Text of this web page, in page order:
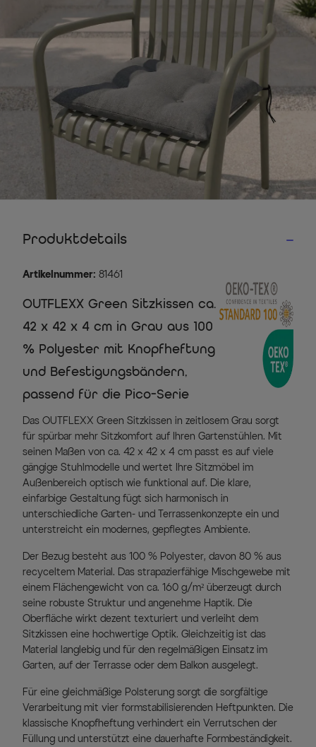
Produktdetails
Artikelnummer: 81461
OUTFLEXX Green Sitzkissen ca.
42 x 42 x 4 cm in Grau aus 100
% Polyester mit Knopfheftung
und Befestigungsbändern,
passend für die Pico-Serie
Das OUTFLEXX Green Sitzkissen in zeitlosem Grau sorgt
für spürbar mehr Sitzkomfort auf Ihren Gartenstühlen. Mit
seinen Maßen von ca. 42 x 42 x 4 cm passt es auf viele
gängige Stuhlmodelle und wertet Ihre Sitzmöbel im
Außenbereich optisch wie funktional auf. Die klare,
einfarbige Gestaltung fügt sich harmonisch in
unterschiedliche Garten- und Terrassenkonzepte ein und
unterstreicht ein modernes, gepflegtes Ambiente.
Der Bezug besteht aus 100 % Polyester, davon 80 % aus
recyceltem Material. Das strapazierfähige Mischgewebe mit
einem Flächengewicht von ca. 160 g/m² überzeugt durch
seine robuste Struktur und angenehme Haptik. Die
Oberfläche wirkt dezent texturiert und verleiht dem
Sitzkissen eine hochwertige Optik. Gleichzeitig ist das
Material langlebig und für den regelmäßigen Einsatz im
Garten, auf der Terrasse oder dem Balkon ausgelegt.
Für eine gleichmäßige Polsterung sorgt die sorgfältige
Verarbeitung mit vier formstabilisierenden Heftpunkten. Die
klassische Knopfheftung verhindert ein Verrutschen der
Füllung und unterstützt eine dauerhafte Formbeständigkeit.